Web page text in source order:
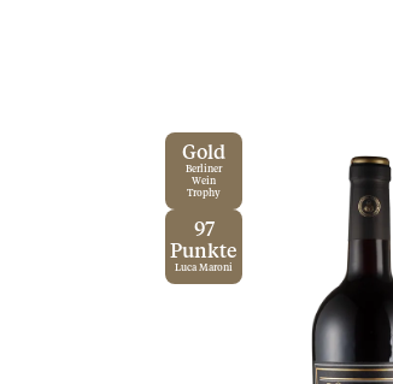
Gold
Berliner
Wein
Trophy
97
Punkte
Luca Maroni